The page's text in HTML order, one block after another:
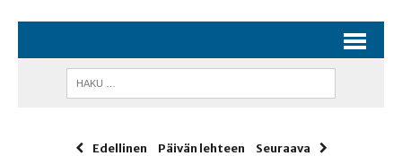
Edellinen Päivän lehteen Seuraava